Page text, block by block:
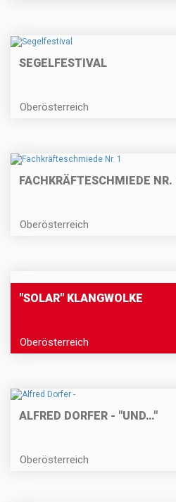
SEGELFESTIVAL
Oberösterreich
FACHKRÄFTESCHMIEDE NR.
Oberösterreich
"SOLAR" KLANGWOLKE
Oberösterreich
ALFRED DORFER - "UND…"
Oberösterreich